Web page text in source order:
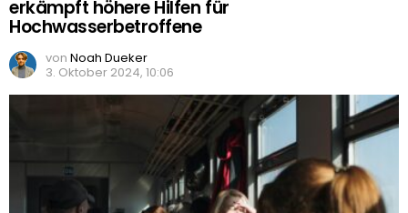
erkämpft höhere Hilfen für
Hochwasserbetroffene
von Noah Dueker
3. Oktober 2024, 10:06